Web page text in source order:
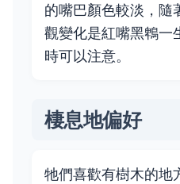
的嘴巴顏色較淡，隨
觀變化是紅嘴黑鵯一
時可以注意。
棲息地偏好
牠們喜歡有樹木的地